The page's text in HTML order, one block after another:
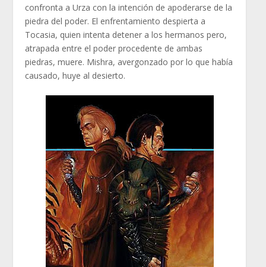
confronta a Urza con la intención de apoderarse de la
piedra del poder. El enfrentamiento despierta a
Tocasia, quien intenta detener a los hermanos pero,
atrapada entre el poder procedente de ambas
piedras, muere. Mishra, avergonzado por lo que había
causado, huye al desierto.